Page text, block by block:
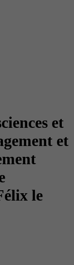
et
et
le